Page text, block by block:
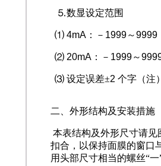
⒌数显设定范围
⑴ 4mA ：－ 1999～9999
⑵ 20mA ：－ 1999～
⑶ 设定误差±2 个字（注
二、外形结构及安装措施
本表结构及外形尺寸请
扣合，以保持面膜的窗口
用头部尺寸相当的螺丝“一